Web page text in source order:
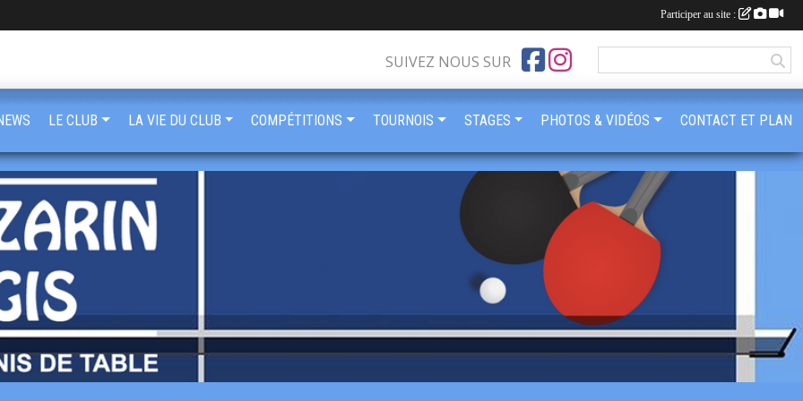
SUIVEZ NOUS SUR
LE CLUB LA VIE DU CLUB COMPÉTITIONS TOURNOIS STAGES PHOTOS & VIDÉOS CONTACT ET PLAN
Participer au site :